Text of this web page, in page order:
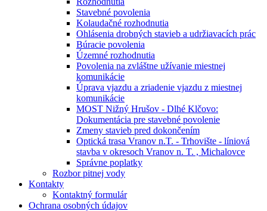
Stavebné povolenia
Kolaudačné rozhodnutia
Ohlásenia drobných stavieb a udržiavacích prác
Búracie povolenia
Územné rozhodnutia
Povolenia na zvláštne užívanie miestnej
komunikácie
Úprava vjazdu a zriadenie vjazdu z miestnej
komunikácie
MOST Nižný Hrušov - Dlhé Klčovo:
Dokumentácia pre stavebné povolenie
Zmeny stavieb pred dokončením
Optická trasa Vranov n.T. - Trhovište - líniová
stavba v okresoch Vranov n. T. , Michalovce
Správne poplatky
Rozbor pitnej vody
Kontakty
Kontaktný formulár
Ochrana osobných údajov